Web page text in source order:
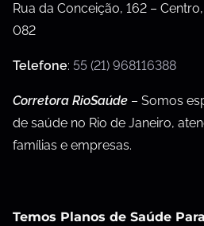
Rua da Conceição, 162 –
082
Telefone: 55 (21) 968116388
Corretora RioSaúde – Somos
de saúde no Rio de Janeiro,
famílias e empresas.
Temos Planos de Saúde